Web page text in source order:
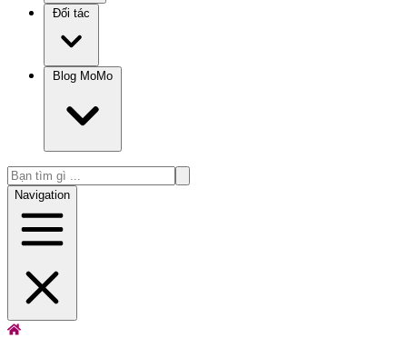
Đối tác
Blog MoMo
Navigation